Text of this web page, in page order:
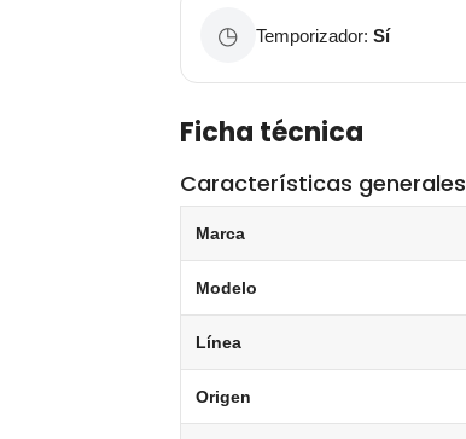
◷ Temporizador: Sí
Ficha técnica
Características generales
Marca
Modelo
Línea
Origen